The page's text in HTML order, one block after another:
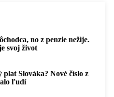
no z penzie nežije.
svoj život
Slováka? Nové číslo z
ľudí